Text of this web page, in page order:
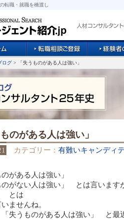
転職・就職を橋渡し
ログ > 「失うものがある人は強い」
ものがある人は強い」
カテゴリー： 有難いキャンディ
のがある人は強い」
のがない人は強い」 とは言いま
とは
ませんね。
「失うものがある人は強い」 と最